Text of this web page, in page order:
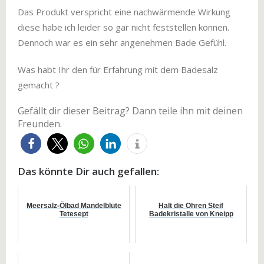
Das Produkt verspricht eine nachwärmende Wirkung
diese habe ich leider so gar nicht feststellen können.
Dennoch war es ein sehr angenehmen Bade Gefühl.
Was habt Ihr den für Erfahrung mit dem Badesalz
gemacht ?
Gefällt dir dieser Beitrag? Dann teile ihn mit deinen
Freunden.
Das könnte Dir auch gefallen:
Meersalz-Ölbad Mandelblüte
Tetesept
Halt die Ohren Steif
Badekristalle von Kneipp